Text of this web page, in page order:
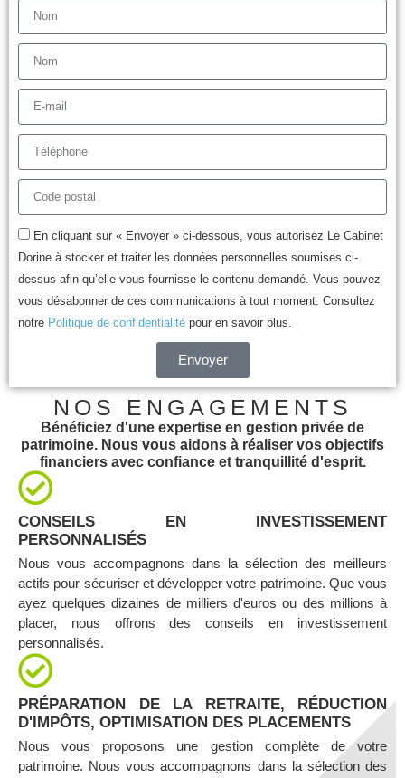
En cliquant sur « Envoyer » ci-dessous, vous autorisez Le Cabinet
Dorine à stocker et traiter les données personnelles soumises ci-
dessus afin qu’elle vous fournisse le contenu demandé. Vous pouvez
vous désabonner de ces communications à tout moment. Consultez
notre Politique de confidentialité pour en savoir plus.
Envoyer
NOS ENGAGEMENTS
Bénéficiez d'une expertise en gestion privée de
patrimoine. Nous vous aidons à réaliser vos objectifs
financiers avec confiance et tranquillité d'esprit.
CONSEILS EN INVESTISSEMENT
PERSONNALISÉS
Nous vous accompagnons dans la sélection des meilleurs
actifs pour sécuriser et développer votre patrimoine. Que vous
ayez quelques dizaines de milliers d'euros ou des millions à
placer, nous offrons des conseils en investissement
personnalisés.
PRÉPARATION DE LA RETRAITE, RÉDUCTION
D'IMPÔTS, OPTIMISATION DES PLACEMENTS
Nous vous proposons une gestion complète de votre
patrimoine. Nous vous accompagnons dans la sélection des